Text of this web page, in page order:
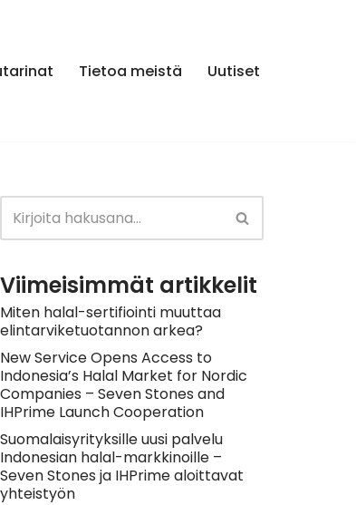
Tietoa meistä Uutiset
Viimeisimmät artikkelit
Miten halal-sertifiointi muuttaa
elintarviketuotannon arkea?
New Service Opens Access to
Indonesia’s Halal Market for Nordic
Companies – Seven Stones and
IHPrime Launch Cooperation
Suomalaisyrityksille uusi palvelu
Indonesian halal-markkinoille –
Seven Stones ja IHPrime aloittavat
yhteistyön